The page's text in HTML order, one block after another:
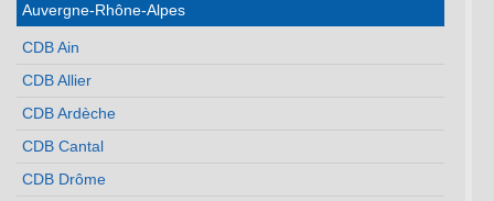
Auvergne-Rhône-Alpes
CDB Ain
CDB Allier
CDB Ardèche
CDB Cantal
CDB Drôme